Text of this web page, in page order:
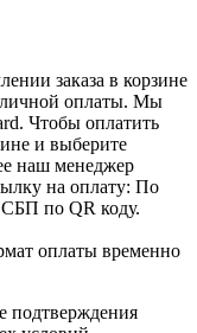
заказа в корзине
оплаты. Мы
Чтобы оплатить
и выберите
наш менеджер
на оплату: По
СБП по QR коду.
оплаты временно
подтверждения